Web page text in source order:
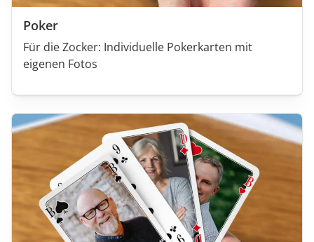
Poker
Für die Zocker: Individuelle Pokerkarten mit
eigenen Fotos